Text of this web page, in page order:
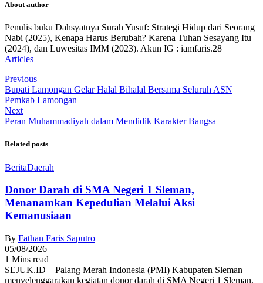
About author
Penulis buku Dahsyatnya Surah Yusuf: Strategi Hidup dari Seorang
Nabi (2025), Kenapa Harus Berubah? Karena Tuhan Sesayang Itu
(2024), dan Luwesitas IMM (2023). Akun IG : iamfaris.28
Articles
Previous
Bupati Lamongan Gelar Halal Bihalal Bersama Seluruh ASN
Pemkab Lamongan
Next
Peran Muhammadiyah dalam Mendidik Karakter Bangsa
Related posts
BeritaDaerah
Donor Darah di SMA Negeri 1 Sleman,
Menanamkan Kepedulian Melalui Aksi
Kemanusiaan
By Fathan Faris Saputro
05/08/2026
1 Mins read
SEJUK.ID – Palang Merah Indonesia (PMI) Kabupaten Sleman
menyelenggarakan kegiatan donor darah di SMA Negeri 1 Sleman,